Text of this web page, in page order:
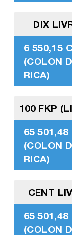
DIX
6 550,15
(COLON
RICA)
100 FKP
65 501,48
(COLON
RICA)
CENT
65 501,48
(COLON